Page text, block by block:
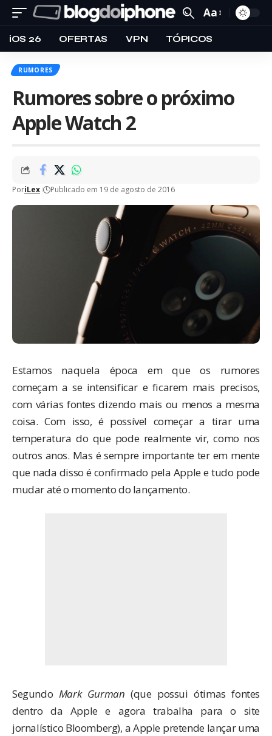
Aa
iOS 26 OFERTAS VPN TÓPICOS
RUMORES
Rumores sobre o próximo
Apple Watch 2
PoriLex Publicado em 19 de agosto de 2016
Estamos naquela época em que os rumores
começam a se intensificar e ficarem mais precisos,
com várias fontes dizendo mais ou menos a mesma
coisa. Com isso, é possível começar a tirar uma
temperatura do que pode realmente vir, como nos
outros anos. Mas é sempre importante ter em mente
que nada disso é confirmado pela Apple e tudo pode
mudar até o momento do lançamento.
Segundo Mark Gurman (que possui ótimas fontes
dentro da Apple e agora trabalha para o site
jornalístico Bloomberg), a Apple pretende lançar uma